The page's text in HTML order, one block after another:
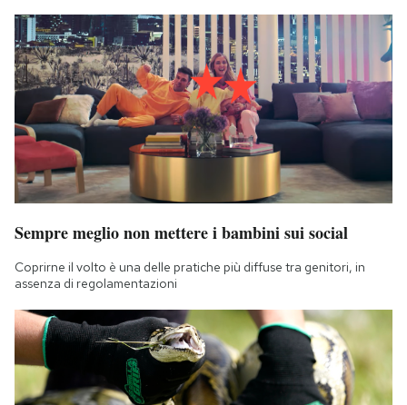
Sempre meglio non mettere i bambini sui social
Coprirne il volto è una delle pratiche più diffuse tra genitori, in
assenza di regolamentazioni